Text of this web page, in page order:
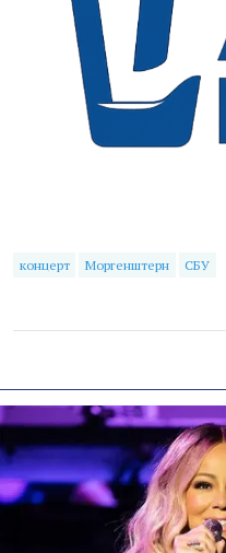
концерт Моргенштерн СБУ